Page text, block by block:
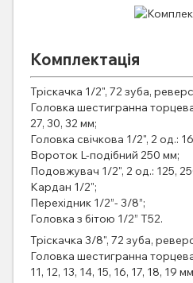
Комплектація
Тріскачка 1/2", 72 зуба,
Головка шестигранна
27, 30, 32 мм;
Головка свічкова 1/2", 2 од.:
Вороток L-подібний 250 мм;
Подовжувач 1/2", 2 од.: 125,
Кардан 1/2";
Перехідник 1/2”- 3/8”;
Головка з бітою 1/2” T52.
Тріскачка 3/8", 72 зуба,
Головка шестигранна
11, 12, 13, 14, 15, 16, 17, 18, 19